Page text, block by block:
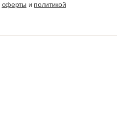
оферты и политикой